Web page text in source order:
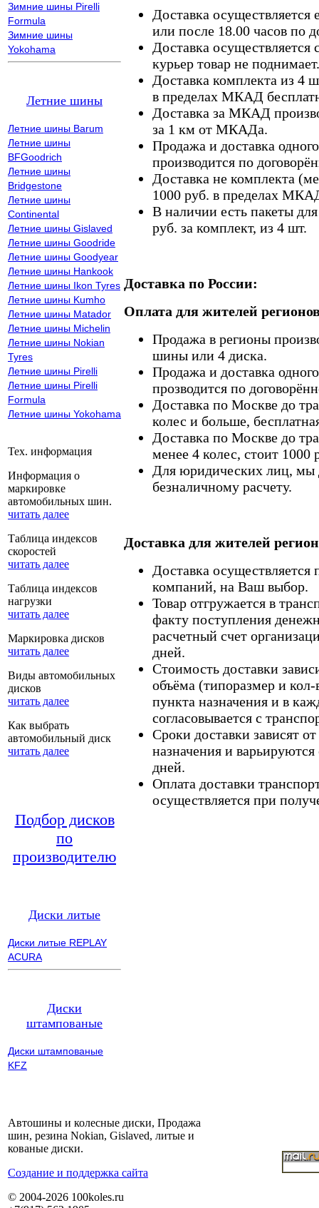
Зимние шины Pirelli
Formula
Зимние шины
Yokohama
Летние шины
Летние шины Barum
Летние шины
BFGoodrich
Летние шины
Bridgestone
Летние шины
Continental
Летние шины Gislaved
Летние шины Goodride
Летние шины Goodyear
Летние шины Hankook
Летние шины Ikon Tyres
Летние шины Kumho
Летние шины Matador
Летние шины Michelin
Летние шины Nokian
Tyres
Летние шины Pirelli
Летние шины Pirelli
Formula
Летние шины Yokohama
Тех. информация
Информация о
маркировке
автомобильных шин.
читать далее
Таблица индексов
скоростей
читать далее
Таблица индексов
нагрузки
читать далее
Маркировка дисков
читать далее
Виды автомобильных
дисков
читать далее
Как выбрать
автомобильный диск
читать далее
Подбор дисков
по
производителю
Диски литые
Диски литые REPLAY
ACURA
Диски
штампованые
Диски штампованые
KFZ
Доставка осуществляется
или после 18.00 часов по
Доставка осуществляется
курьер товар не поднимает.
Доставка комплекта из 4
в пределах МКАД
Доставка за МКАД
за 1 км от МКАДа.
Продажа и доставка
производится по
Доставка не комплекта
1000 руб. в пределах
В наличии есть пакеты
руб. за комплект, из 4 шт.
Доставка по России:
Оплата для жителей
Продажа в регионы
шины или 4 диска.
Продажа и доставка
прозводится по
Доставка по Москве до
колес и больше,
Доставка по Москве до
менее 4 колес, стоит 1000
Для юридических лиц, мы
безналичному расчету.
Доставка для жителей
Доставка
компаний, на Ваш выбор.
Товар отгружается в
факту поступления
расчетный счет
дней.
Стоимость доставки
объёма (типоразмер и кол-
пункта назначения и в
согласовывается с
Сроки доставки зависят
назначения и
дней.
Оплата доставки
осуществляется при
Автошины и колесные диски, Продажа
шин, резина Nokian, Gislaved, литые и
кованые диски.
Cоздание и поддержка сайта
© 2004-2026 100koles.ru